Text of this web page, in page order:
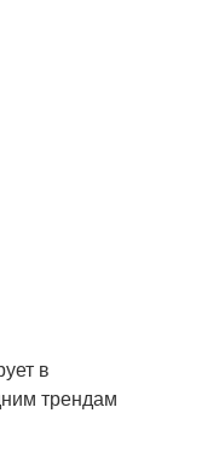
в
трендам